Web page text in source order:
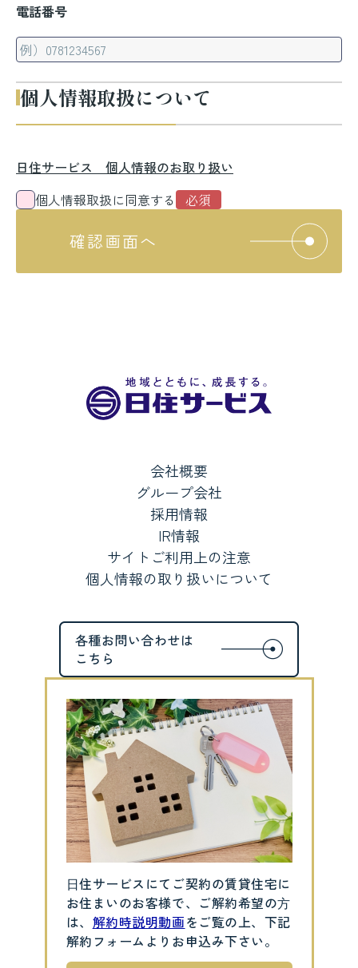
電話番号
個人情報取扱について
日住サービス 個人情報のお取り扱い
個人情報取扱に同意する
確認画面へ
会社概要
グループ会社
採用情報
IR情報
サイトご利用上の注意
個人情報の取り扱いについて
⽇住サービスにてご契約の賃貸住宅に
お住まいのお客様で、ご解約希望の⽅
は、 解約時説明動画をご覧の上、下記
解約フォームよりお申込み下さい。